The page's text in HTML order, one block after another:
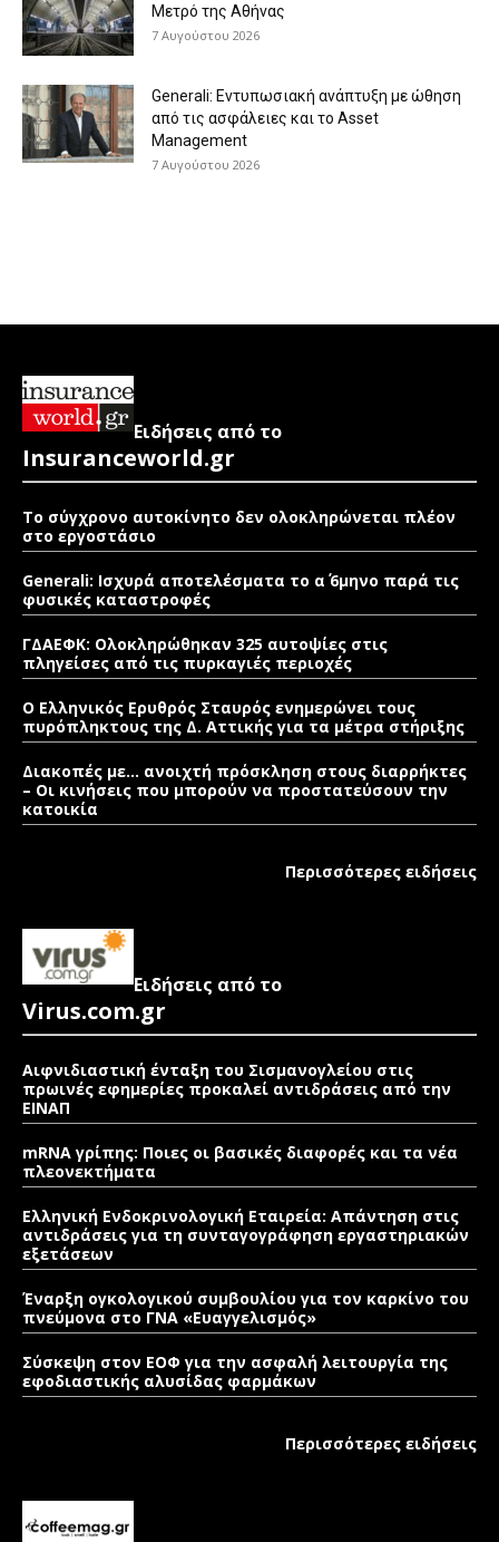
Μετρό της Αθήνας
7 Αυγούστου 2026
Generali: Eντυπωσιακή ανάπτυξη με ώθηση
από τις ασφάλειες και το Asset
Management
7 Αυγούστου 2026
Ειδήσεις από το
Insuranceworld.gr
Το σύγχρονο αυτοκίνητο δεν ολοκληρώνεται πλέον
στο εργοστάσιο
Generali: Ισχυρά αποτελέσματα το α΄ 6μηνο παρά τις
φυσικές καταστροφές
ΓΔΑΕΦΚ: Ολοκληρώθηκαν 325 αυτοψίες στις
πληγείσες από τις πυρκαγιές περιοχές
Ο Ελληνικός Ερυθρός Σταυρός ενημερώνει τους
πυρόπληκτους της Δ. Αττικής για τα μέτρα στήριξης
Διακοπές με… ανοιχτή πρόσκληση στους διαρρήκτες
– Οι κινήσεις που μπορούν να προστατεύσουν την
κατοικία
Περισσότερες ειδήσεις
Ειδήσεις από το
Virus.com.gr
Αιφνιδιαστική ένταξη του Σισμανογλείου στις
πρωινές εφημερίες προκαλεί αντιδράσεις από την
ΕΙΝΑΠ
mRNA γρίπης: Ποιες οι βασικές διαφορές και τα νέα
πλεονεκτήματα
Ελληνική Ενδοκρινολογική Εταιρεία: Απάντηση στις
αντιδράσεις για τη συνταγογράφηση εργαστηριακών
εξετάσεων
Έναρξη ογκολογικού συμβουλίου για τον καρκίνο του
πνεύμονα στο ΓΝΑ «Ευαγγελισμός»
Σύσκεψη στον ΕΟΦ για την ασφαλή λειτουργία της
εφοδιαστικής αλυσίδας φαρμάκων
Περισσότερες ειδήσεις